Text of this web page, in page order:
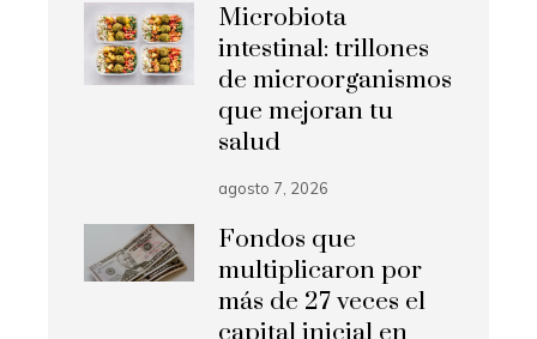
Microbiota
intestinal: trillones
de microorganismos
que mejoran tu
salud
agosto 7, 2026
Fondos que
multiplicaron por
más de 27 veces el